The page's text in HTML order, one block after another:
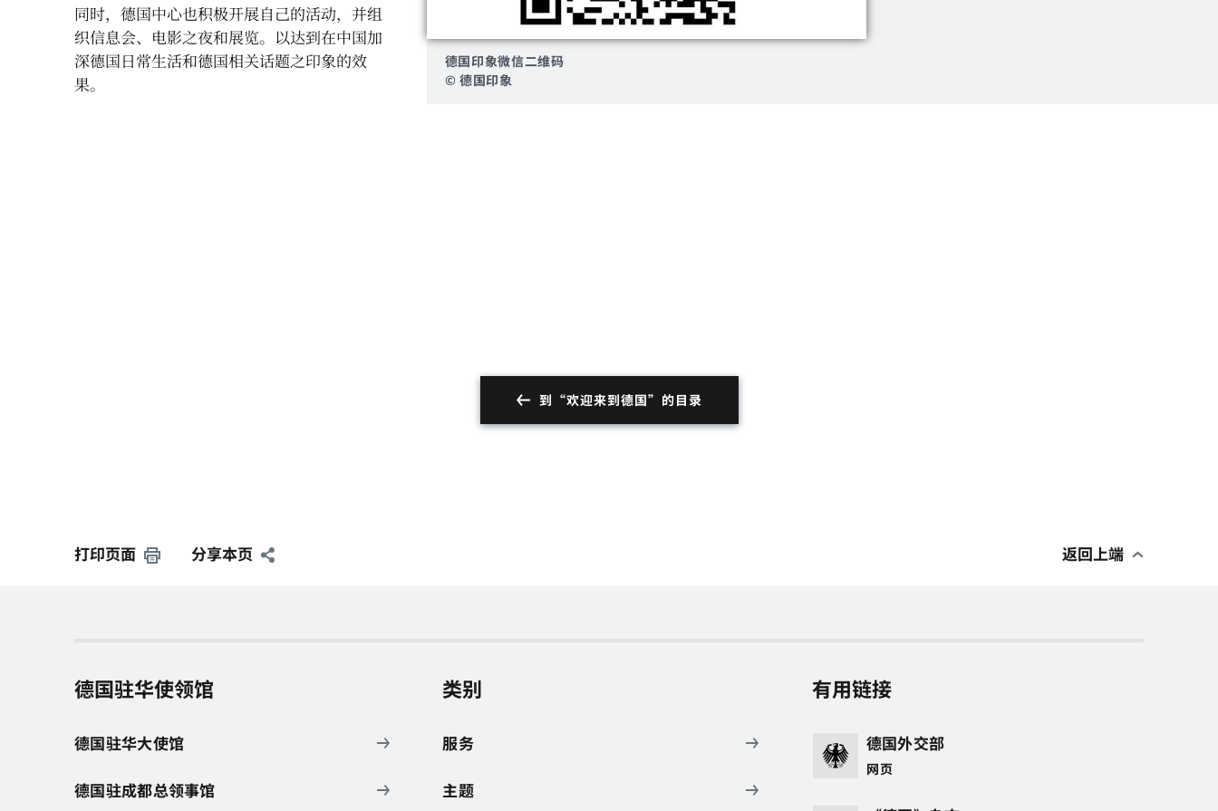
德国印象微信二维码
© 德国印象
同时，德国中心也积极开展自己的活动，并组
织信息会、电影之夜和展览。以达到在中国加
深德国日常生活和德国相关话题之印象的效
果。
到“欢迎来到德国”的目录
打印页面 分享本页 返回上端
德国驻华使领馆
德国驻华大使馆
德国驻成都总领事馆
类别
服务
主题
有用链接
德国外交部
网页